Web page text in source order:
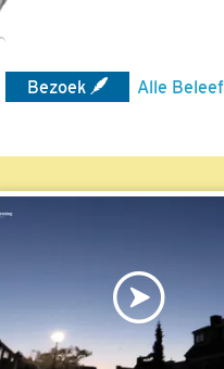
Bezoek Alle